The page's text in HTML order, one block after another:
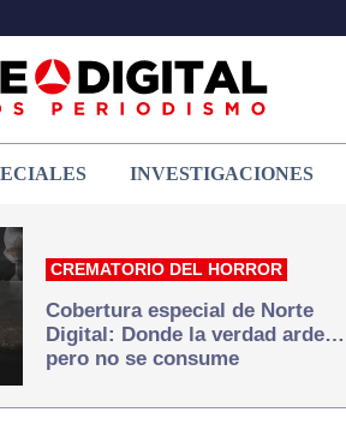
INVESTIGACIONES
CREMATORIO DEL HORROR
Cobertura especial de Norte
Digital: Donde la verdad arde…
pero no se consume